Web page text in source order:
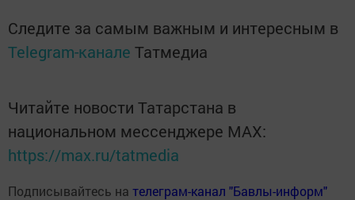
Следите за самым важным и интересным в
Telegram-канале Татмедиа
Читайте новости Татарстана в
национальном мессенджере MАХ:
https://max.ru/tatmedia
Подписывайтесь на телеграм-канал "Бавлы-информ"